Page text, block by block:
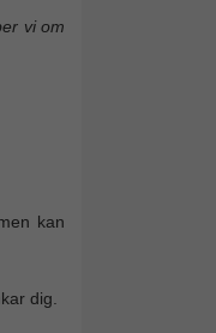
vi om
kan
dig.